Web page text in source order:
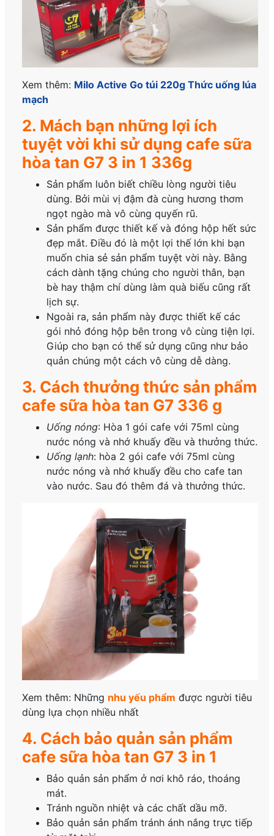
Xem thêm: Milo Active Go túi 220g Thức uống lúa
mạch
2. Mách bạn những lợi ích
tuyệt vời khi sử dụng cafe sữa
hòa tan G7 3 in 1 336g
Sản phẩm luôn biết chiều lòng người tiêu
dùng. Bởi mùi vị đậm đà cùng hương thơm
ngọt ngào mà vô cùng quyến rũ.
Sản phẩm được thiết kế và đóng hộp hết sức
đẹp mắt. Điều đó là một lợi thế lớn khi bạn
muốn chia sẻ sản phẩm tuyệt vời này. Bằng
cách dành tặng chúng cho người thân, bạn
bè hay thậm chí dùng làm quà biếu cũng rất
lịch sự.
Ngoài ra, sản phẩm này được thiết kế các
gói nhỏ đóng hộp bên trong vô cùng tiện lợi.
Giúp cho bạn có thể sử dụng cũng như bảo
quản chúng một cách vô cùng dễ dàng.
3. Cách thưởng thức sản phẩm
cafe sữa hòa tan G7 336 g
Uống nóng: Hòa 1 gói cafe với 75ml cùng
nước nóng và nhớ khuấy đều và thưởng thức.
Uống lạnh: hòa 2 gói cafe với 75ml cùng
nước nóng và nhớ khuấy đều cho cafe tan
vào nước. Sau đó thêm đá và thưởng thức.
Xem thêm: Những nhu yếu phẩm được người tiêu
dùng lựa chọn nhiều nhất
4. Cách bảo quản sản phẩm
cafe sữa hòa tan G7 3 in 1
Bảo quản sản phẩm ở nơi khô ráo, thoáng
mát.
Tránh nguồn nhiệt và các chất dầu mỡ.
Bảo quản sản phẩm tránh ánh nắng trực tiếp